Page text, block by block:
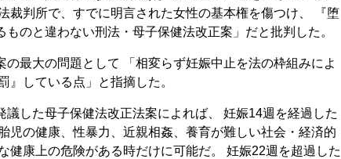
裁判所で、すでに明言された女性の基本権を傷つけ、 『堕
ものと違わない刑法・母子保健法改正案」だと批判した。
の最大の問題として 「相変らず妊娠中止を法の枠組みによ
』している点」と指摘した。
議した母子保健法改正法案によれば、 妊娠14週を経過した
児の健康、性暴力、近親相姦、養育が難しい社会・経済的
健康上の危険がある時だけに可能だ。 妊娠22週を超過した